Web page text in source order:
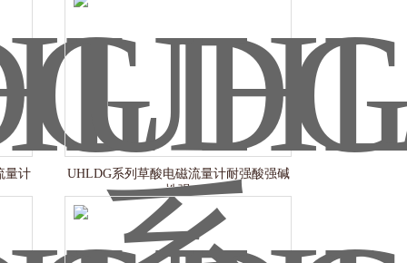
量计
UHLDG系列草酸电磁流量计耐强酸强碱
性强